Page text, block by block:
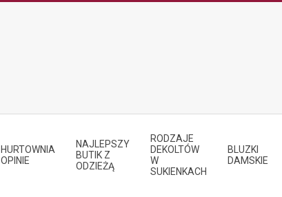
HURTOWNIA
OPINIE
NAJLEPSZY
BUTIK Z
ODZIEŻĄ
RODZAJE
DEKOLTÓW
W
SUKIENKACH
BLUZKI
DAMSKIE